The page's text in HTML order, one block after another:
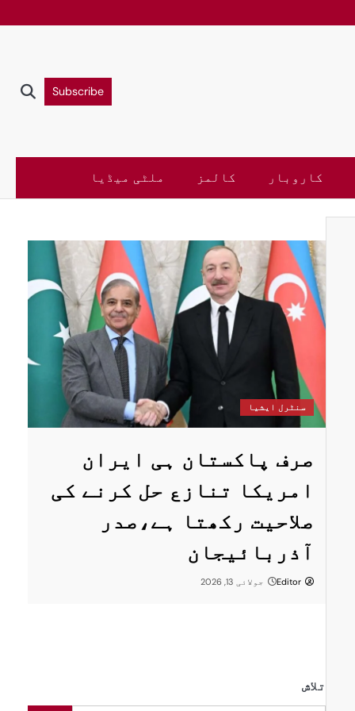
Subscribe
کاروبار کالمز ملٹی میڈیا
سنٹرل ایشیا
صرف پاکستان ہی ایران
امریکا تنازع حل کرنے کی
صلاحیت رکھتا ہے،صدر
آذربائیجان
Editor جولائی 13, 2026
تلاش